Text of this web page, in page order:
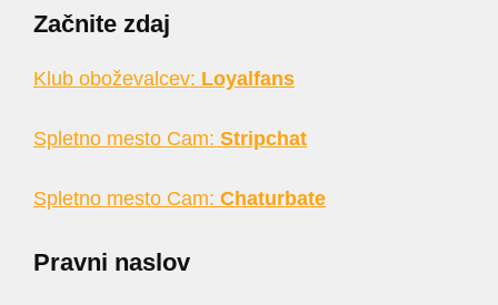
Začnite zdaj
Klub oboževalcev: Loyalfans
Spletno mesto Cam: Stripchat
Spletno mesto Cam: Chaturbate
Pravni naslov